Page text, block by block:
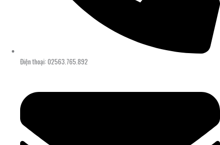
Điện thoại: 02563.765.892